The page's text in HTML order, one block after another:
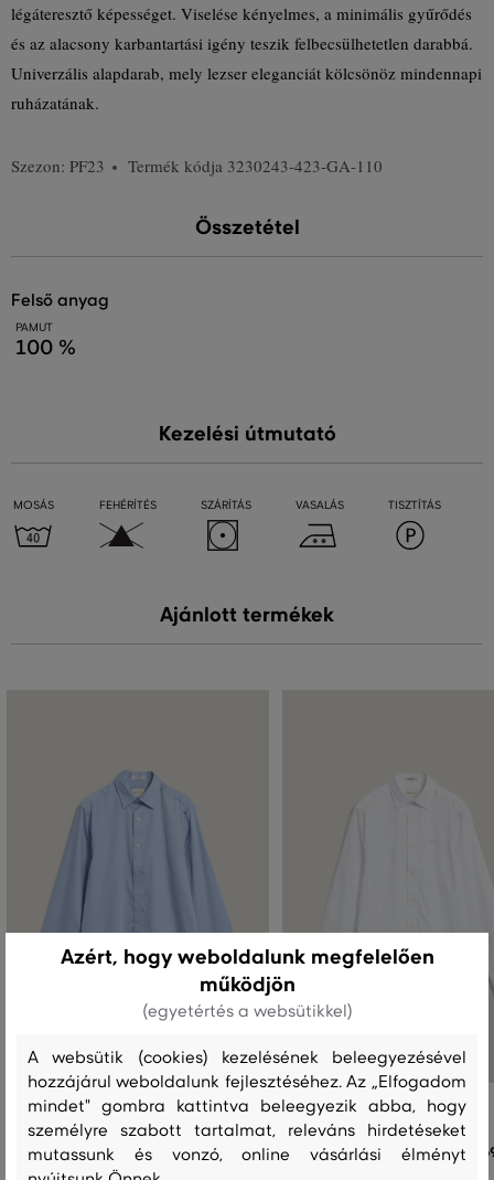
légáteresztő képességet. Viselése kényelmes, a minimális gyűrődés
és az alacsony karbantartási igény teszik felbecsülhetetlen darabbá.
Univerzális alapdarab, mely lezser eleganciát kölcsönöz mindennapi
ruházatának.
Szezon: PF23 Termék kódja 3230243-423-GA-110
Összetétel
felső anyag
PAMUT
100 %
Kezelési útmutató
MOSÁS FEHÉRÍTÉS SZÁRÍTÁS VASALÁS TISZTÍTÁS
Ajánlott termékek
ING GANT REG SATEEN SHIRT
69 990 Ft
ING GANT REG SATEEN SHIRT
+1
Azért, hogy weboldalunk megfelelően
működjön
(egyetértés a websütikkel)
A websütik (cookies) kezelésének beleegyezésével
hozzájárul weboldalunk fejlesztéséhez. Az „Elfogadom
mindet" gombra kattintva beleegyezik abba, hogy
személyre szabott tartalmat, releváns hirdetéseket
mutassunk és vonzó, online vásárlási élményt